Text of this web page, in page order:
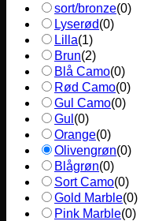
sort/bronze(0)
Lyserød(0)
Lilla(1)
Brun(2)
Blå Camo(0)
Rød Camo(0)
Gul Camo(0)
Gul (0)
Orange(0)
Olivengrøn(0)
Blågrøn(0)
Sort Camo(0)
Gold Marble(0)
Pink Marble(0)